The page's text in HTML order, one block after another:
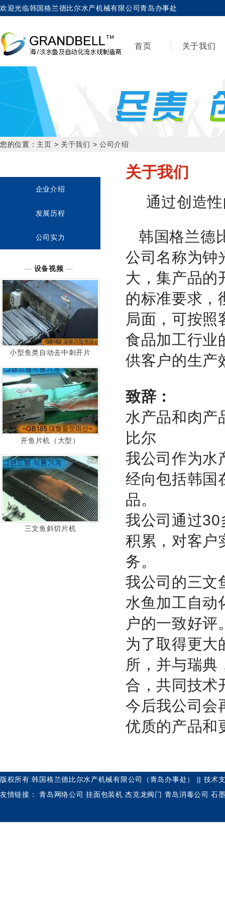
欢迎光临韩国格兰德比尔水产机械有限公司青岛办事处
首页 关于我们
您的位置： 主页 > 关于我们 > 公司介绍
企业介绍
发展历程
公司实力
— 设备视频 —
小型鱼类自动去中刺开片
开鱼片机（大型）
三文鱼斜切片机
关于我们
通过创造
韩国格兰德
公司名称为钟
大，集产品的
的标准要求，
局面，可按照
食品加工行业
供客户的生产
致辞：
水产品和肉产
比尔
我公司作为水
经向包括韩国
品。
我公司通过
积累，对客户
务。
我公司的三文
水鱼加工自动
户的一致好评
为了取得更大
所，并与瑞典
合，共同技术
今后我公司会
优质的产品和
版权所有:韩国格兰德比尔水产机械有限公司（青岛办事处） || 技术
友情链接：青岛网络公司 挂面包装机 杰克龙阀门 青岛消毒公司 石